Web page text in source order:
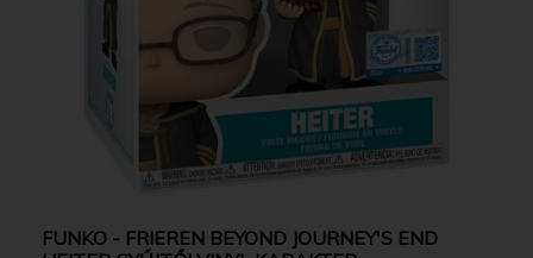
FUNKO - FRIEREN BEYOND JOURNEY'S END